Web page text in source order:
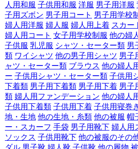
人用和服 子供用和服 洋服 男子用洋服
子用ズボン 男子用コート 男子用学校
婦人用洋服 婦人服 婦人用上着 スカー
婦人用コート 女子用学校制服 他の婦
子供服 乳児服 シャツ・セーター類 男
類 ワイシャツ 他の男子用シャツ 男子
ャツ・セーター類 ブラウス 他の婦人
ー 子供用シャツ・セーター類 子供用
下着類 男子用下着類 男子用下着 男子
類 婦人用ファンデーション 他の婦人
子供用下着類 子供用下着 子供用寝巻
地・生地 他の生地・糸類 他の被服 帽
ー・スカーフ 手袋 男子用靴下 婦人用
ソックス 子供用靴下 他の被服のその
ダル 男子靴 婦人靴 子供靴 他の履物